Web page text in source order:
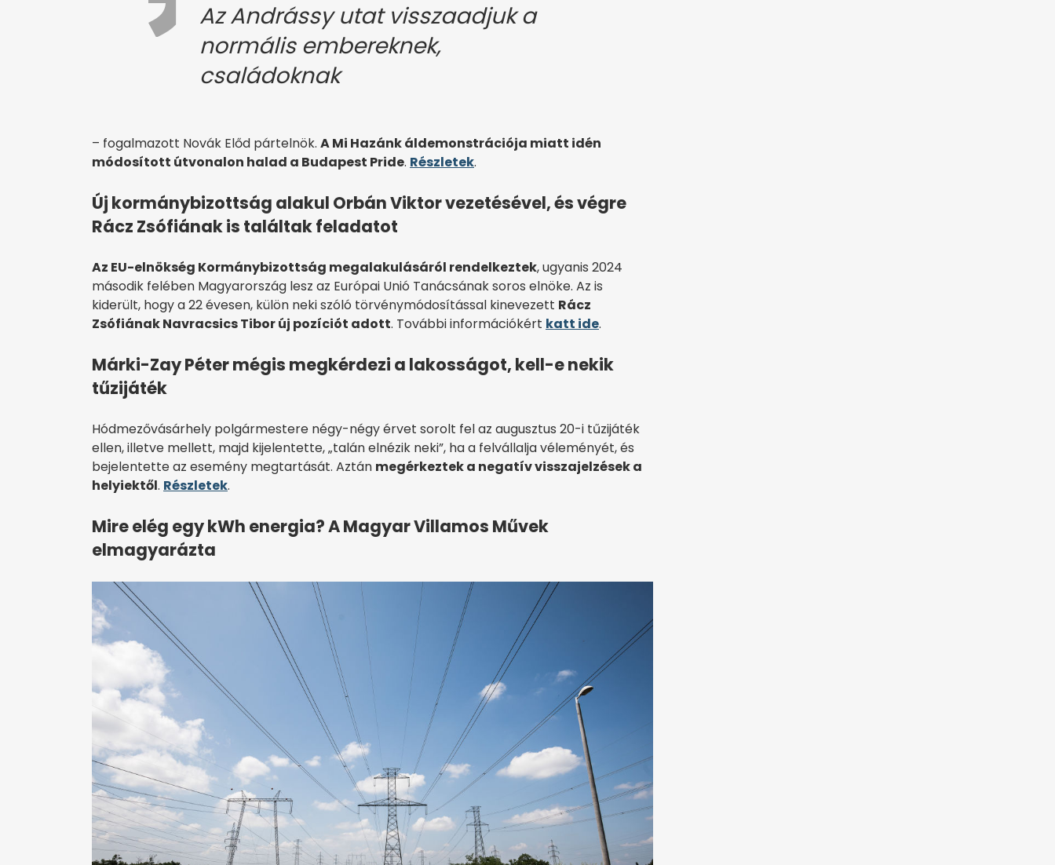
Az Andrássy utat visszaadjuk a
normális embereknek,
családoknak
– fogalmazott Novák Előd pártelnök. A Mi Hazánk áldemonstrációja miatt idén
módosított útvonalon halad a Budapest Pride. Részletek.
Új kormánybizottság alakul Orbán Viktor vezetésével, és végre
Rácz Zsófiának is találtak feladatot
Az EU-elnökség Kormánybizottság megalakulásáról rendelkeztek, ugyanis 2024
második felében Magyarország lesz az Európai Unió Tanácsának soros elnöke. Az is
kiderült, hogy a 22 évesen, külön neki szóló törvénymódosítással kinevezett Rácz
Zsófiának Navracsics Tibor új pozíciót adott. További információkért katt ide.
Márki-Zay Péter mégis megkérdezi a lakosságot, kell-e nekik
tűzijáték
Hódmezővásárhely polgármestere négy-négy érvet sorolt fel az augusztus 20-i tűzijáték
ellen, illetve mellett, majd kijelentette, „talán elnézik neki”, ha a felvállalja véleményét, és
bejelentette az esemény megtartását. Aztán megérkeztek a negatív visszajelzések a
helyiektől. Részletek.
Mire elég egy kWh energia? A Magyar Villamos Művek
elmagyarázta